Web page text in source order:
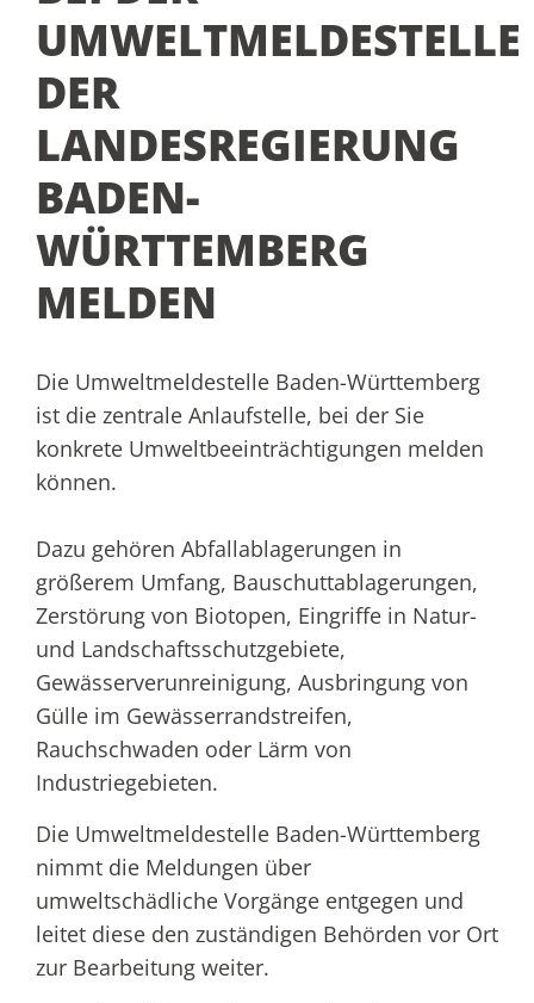
UMWELTMELDESTELLE
DER
LANDESREGIERUNG
BADEN-
WÜRTTEMBERG
MELDEN
Die Umweltmeldestelle Baden-Württemberg
ist die zentrale Anlaufstelle, bei der Sie
konkrete Umweltbeeinträchtigungen melden
können.
Dazu gehören Abfallablagerungen in
größerem Umfang, Bauschuttablagerungen,
Zerstörung von Biotopen, Eingriffe in Natur-
und Landschaftsschutzgebiete,
Gewässerverunreinigung, Ausbringung von
Gülle im Gewässerrandstreifen,
Rauchschwaden oder Lärm von
Industriegebieten.
Die Umweltmeldestelle Baden-Württemberg
nimmt die Meldungen über
umweltschädliche Vorgänge entgegen und
leitet diese den zuständigen Behörden vor Ort
zur Bearbeitung weiter.